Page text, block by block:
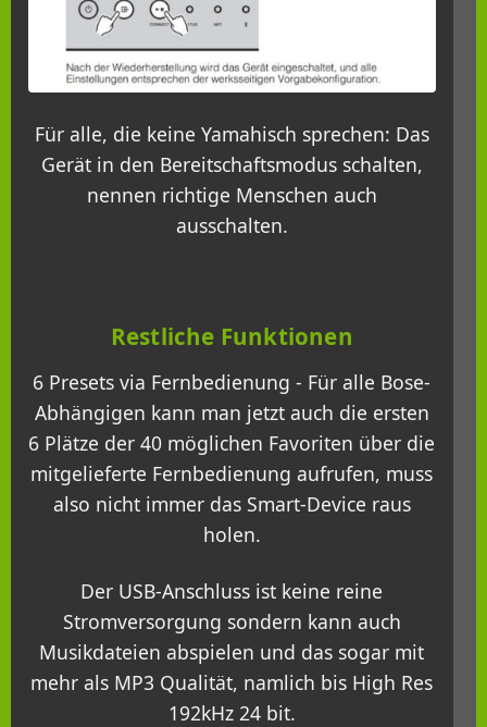
Für alle, die keine Yamahisch sprechen: Das
Gerät in den Bereitschaftsmodus schalten,
nennen richtige Menschen auch
ausschalten.
Restliche Funktionen
6 Presets via Fernbedienung - Für alle Bose-
Abhängigen kann man jetzt auch die ersten
6 Plätze der 40 möglichen Favoriten über die
mitgelieferte Fernbedienung aufrufen, muss
also nicht immer das Smart-Device raus
holen.
Der USB-Anschluss ist keine reine
Stromversorgung sondern kann auch
Musikdateien abspielen und das sogar mit
mehr als MP3 Qualität, namlich bis High Res
192kHz 24 bit.